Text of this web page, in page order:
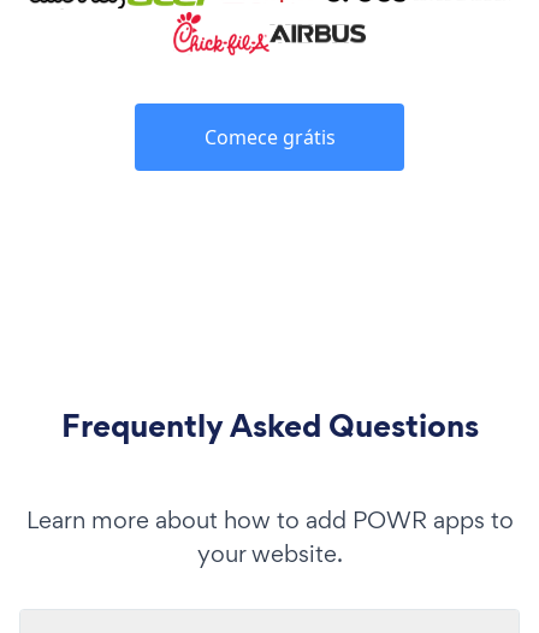
Comece grátis
Frequently Asked Questions
Learn more about how to add POWR apps to
your website.